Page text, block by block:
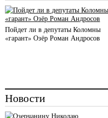
Пойдет ли в депутаты Коломны
«гарант» Озёр Роман Андросов
Новости